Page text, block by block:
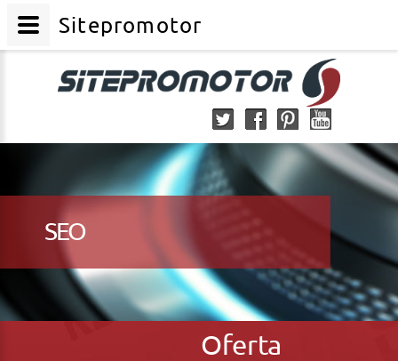
SEO
Oferta
Sitepromotor